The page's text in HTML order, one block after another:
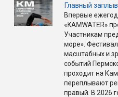
Главный
Впервые
«KAMWATER»
Участникам
море».
масштабных и
событий
проходит на
переплывают
правый. В 2026